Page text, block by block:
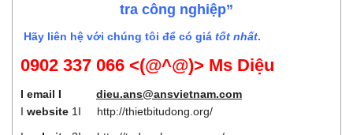
tra công nghiệp”
Hãy liên hệ với chúng tôi để có giá tốt nhất.
0902 337 066 <(@^@)> Ms Diệu
I email I dieu.ans@ansvietnam.com
I website 1I http://thietbitudong.org/